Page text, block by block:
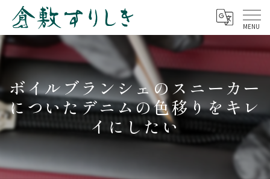
ボイルブランシェのスニーカー
についたデニムの色移りをキレ
イにしたい